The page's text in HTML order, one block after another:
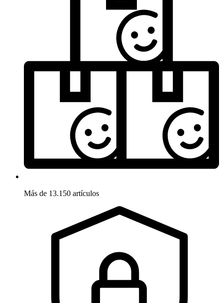
Más de 13.150 artículos